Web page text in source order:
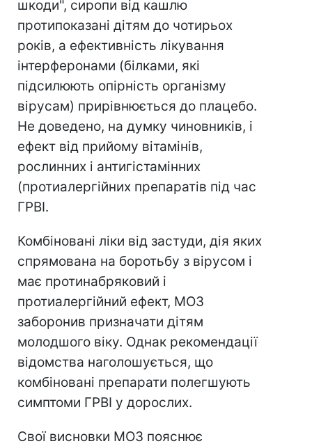
шкоди", сиропи від кашлю
протипоказані дітям до чотирьох
років, а ефективність лікування
інтерферонами (білками, які
підсилюють опірність організму
вірусам) прирівнюється до плацебо.
Не доведено, на думку чиновників, і
ефект від прийому вітамінів,
рослинних і антигістамінних
(протиалергійних препаратів під час
ГРВІ.
Комбіновані ліки від застуди, дія яких
спрямована на боротьбу з вірусом і
має протинабряковий і
протиалергійний ефект, МОЗ
заборонив призначати дітям
молодшого віку. Однак рекомендації
відомства наголошується, що
комбіновані препарати полегшують
симптоми ГРВІ у дорослих.
Свої висновки МОЗ пояснює